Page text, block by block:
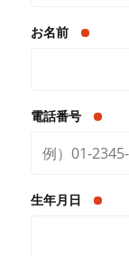
お名前
電話番号
生年月日